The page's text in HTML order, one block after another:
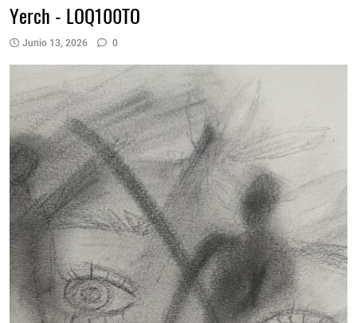
Yerch - LOQ100TO
Junio 13, 2026 0